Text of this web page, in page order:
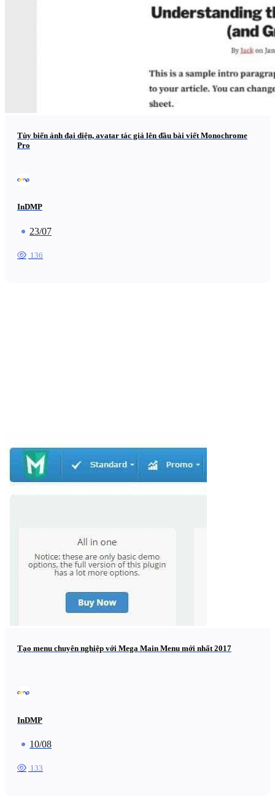
Tùy biến ảnh đại diện, avatar tác giả lên đầu bài viết Monochrome
Pro
InDMP
23/07
136
Tạo menu chuyên nghiệp với Mega Main Menu mới nhất 2017
InDMP
10/08
133